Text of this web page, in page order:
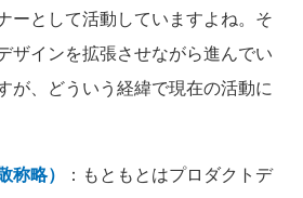
ーとして活動していますよね。そ
ザインを拡張させながら進んでい
が、どういう経緯で現在の活動に
称略）
：もともとはプロダクトデ